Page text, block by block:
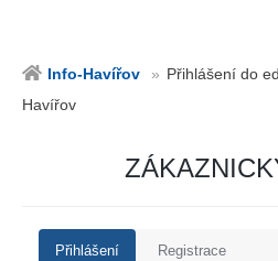
Info-Havířov
Přihlášení do
Havířov
Přihlášení Registrace